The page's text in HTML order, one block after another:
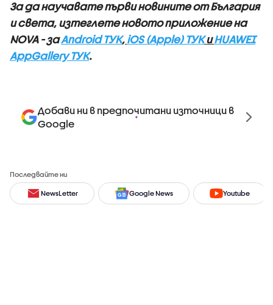
За да научавате първи новините от България
и света, изтеглете новото приложение на
NOVA - заAndroid ТУК, iOS (Apple) ТУКиHUAWEI
AppGallery ТУК.
Добави ни в предпочитани източници в
Google
Последвайте ни
NewsLetter Google News Youtube